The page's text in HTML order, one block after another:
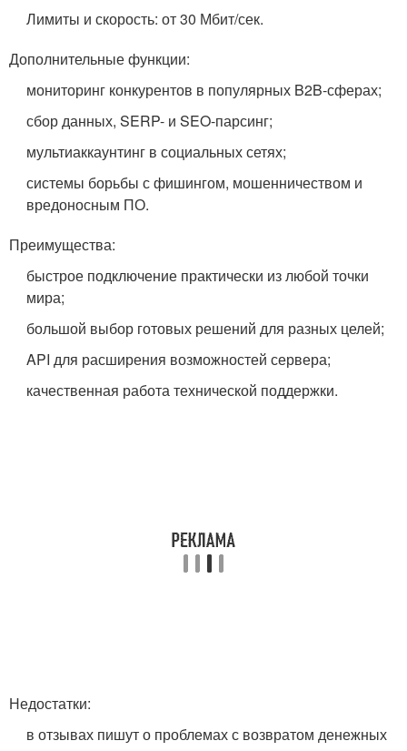
Лимиты и скорость: от 30 Мбит/сек.
Дополнительные функции:
мониторинг конкурентов в популярных B2B-сферах;
сбор данных, SERP- и SEO-парсинг;
мультиаккаунтинг в социальных сетях;
системы борьбы с фишингом, мошенничеством и
вредоносным ПО.
Преимущества:
быстрое подключение практически из любой точки
мира;
большой выбор готовых решений для разных целей;
API для расширения возможностей сервера;
качественная работа технической поддержки.
Недостатки:
в отзывах пишут о проблемах с возвратом денежных